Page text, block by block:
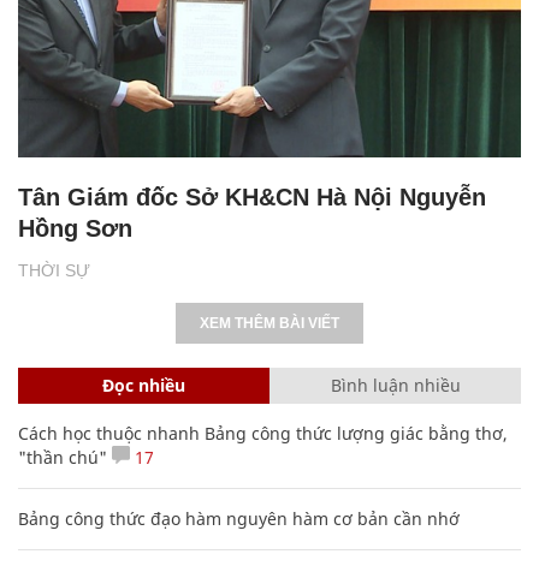
THỜI SỰ
Tân Giám đốc Sở KH&CN Hà Nội Nguyễn
Hồng Sơn
XEM THÊM BÀI VIẾT
Đọc nhiều Bình luận nhiều
Cách học thuộc nhanh Bảng công thức lượng giác bằng thơ,
"thần chú"
17
Bảng công thức đạo hàm nguyên hàm cơ bản cần nhớ